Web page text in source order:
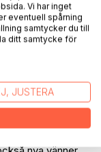
Hugo, som
lämna sitt
av ondskans
vid liv tills de
deras vänskap
Vi har inget
eventuell spårning
samtycker du till
ditt samtycke för
JUSTERA